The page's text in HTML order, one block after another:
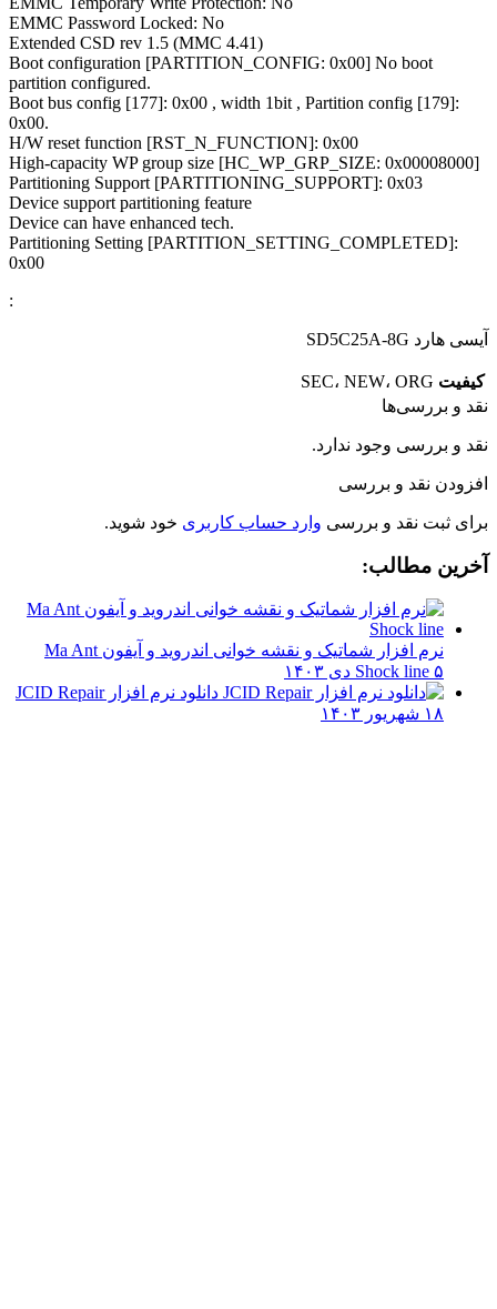
EMMC Password Locked: No
Extended CSD rev 1.5 (MMC 4.41)
Boot configuration [PARTITION_CONFIG: 0x00] No boot
partition configured.
Boot bus config [177]: 0x00 , width 1bit , Partition config [179]:
0x00.
H/W reset function [RST_N_FUNCTION]: 0x00
High-capacity WP group size [HC_WP_GRP_SIZE: 0x00008000]
Partitioning Support [PARTITIONING_SUPPORT]: 0x03
Device support partitioning feature
Device can have enhanced tech.
Partitioning Setting [PARTITION_SETTING_COMPLETED]:
0x00
:
آیسی هارد SD5C25A-8G
کیفیت SEC، NEW، ORG
نقد و بررسی‌ها
نقد و بررسی وجود ندارد.
افزودن نقد و بررسی
برای ثبت نقد و بررسی وارد حساب کاربری خود شوید.
آخرین مطالب:
نرم افزار شماتیک و نقشه خوانی اندروید و آیفون Ma Ant
Shock line ۵ دی ۱۴۰۳
دانلود نرم افزار JCID Repair
۱۸ شهریور ۱۴۰۳